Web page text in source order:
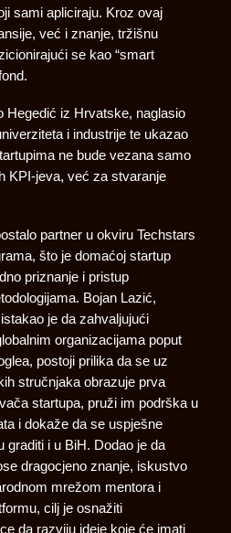
sami apliciraju. Kroz ovaj
već i znanje, tržišnu
se kao “smart
Hegedić iz Hrvatske, naglasio
i industrije te ukazao
ne bude vezana samo
KPI-jeva, već za stvaranje
partner u okviru Techstars
što je domaćoj startup
priznanje i pristup
Bojan Lazić,
je da zahvaljujući
organizacijama poput
postoji prilika da se uz
stručnjaka obrazuje prva
startupa, pruži im podrška u
i dokaže da se uspješne
graditi i u BiH. Dodao je da
dragocjeno znanje, iskustvo
mrežom mentora i
cilj je osnažiti
da razviju ideje koje će imati